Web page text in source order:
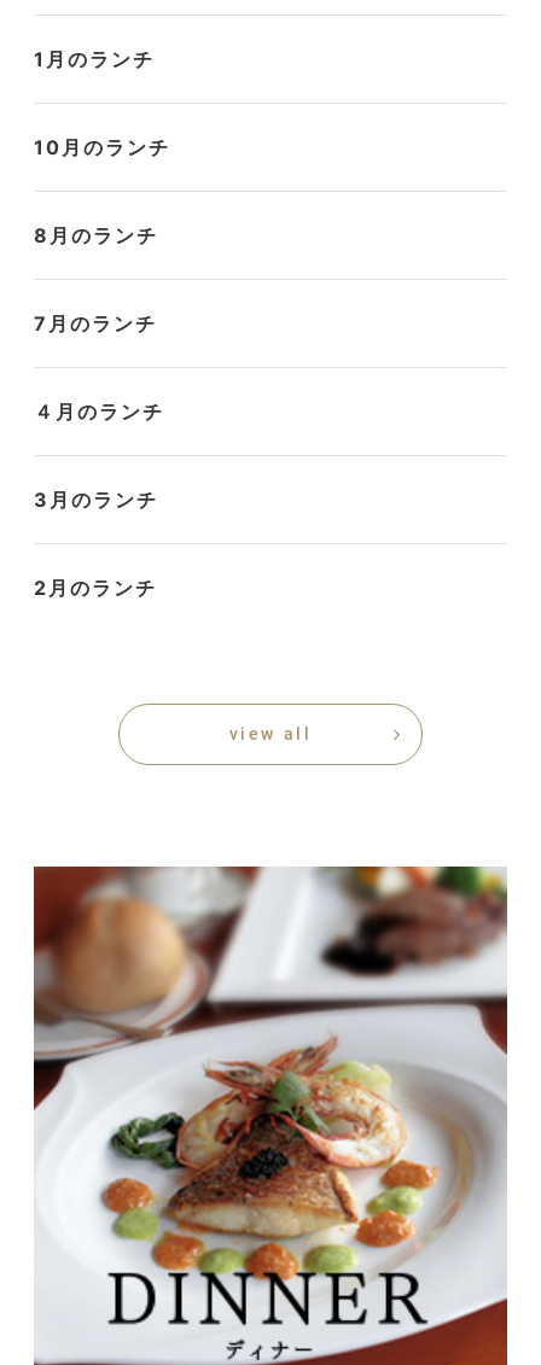
1月のランチ
10月のランチ
8月のランチ
7月のランチ
４月のランチ
3月のランチ
2月のランチ
view all